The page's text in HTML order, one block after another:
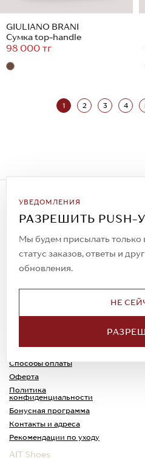
GIULIANO BRANI
Сумка top-handle
98 000 тг
1 2 3 4
УВЕДОМЛЕНИЯ
РАЗРЕШИТЬ
Мы будем присылать
статус заказов, ответы и
обновления.
НЕ
Подписаться на
Всегда будьте в курсе
спецпредложений!
© 2023. AIT Shoes
Все права защищены
Доставка
Способы оплаты
Оферта
Политика
конфиденциальности
Бонусная программа
Контакты и адреса
Рекомендации по уходу
AIT Shoes